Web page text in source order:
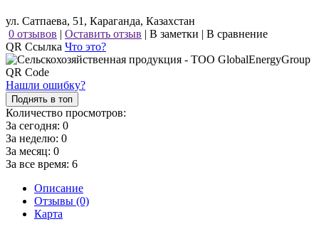
ул. Сатпаева, 51, Караганда, Казахстан
0 отзывов | Оставить отзыв | В заметки | В сравнение
QR Ссылка Что это?
Нашли ошибку?
Поднять в топ
Количество просмотров:
За сегодня: 0
За неделю: 0
За месяц: 0
За все время: 6
Описание
Отзывы (0)
Карта